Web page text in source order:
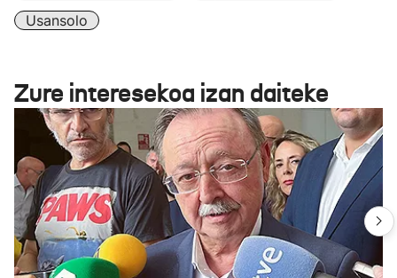
Usansolo
Zure interesekoa izan daiteke